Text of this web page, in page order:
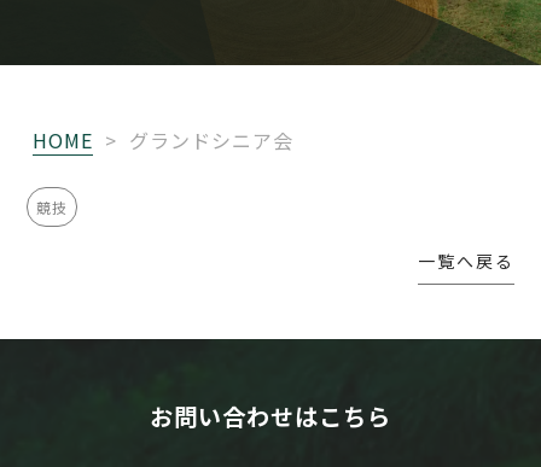
HOME > グランドシニア会
競技
一覧へ戻る
お問い合わせはこちら
レストラン
アクセス